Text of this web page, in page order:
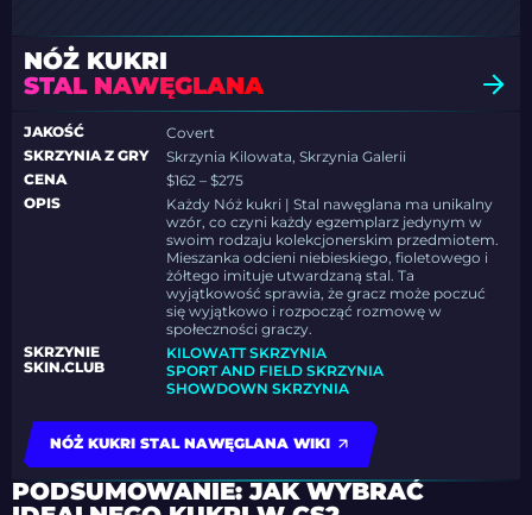
NÓŻ KUKRI
STAL NAWĘGLANA
JAKOŚĆ
Covert
SKRZYNIA Z GRY
Skrzynia Kilowata, Skrzynia Galerii
CENA
$162 – $275
OPIS
Każdy Nóż kukri | Stal nawęglana ma unikalny
wzór, co czyni każdy egzemplarz jedynym w
swoim rodzaju kolekcjonerskim przedmiotem.
Mieszanka odcieni niebieskiego, fioletowego i
żółtego imituje utwardzaną stal. Ta
wyjątkowość sprawia, że gracz może poczuć
się wyjątkowo i rozpocząć rozmowę w
społeczności graczy.
SKRZYNIE
SKIN.CLUB
KILOWATT SKRZYNIA
SPORT AND FIELD SKRZYNIA
SHOWDOWN SKRZYNIA
NÓŻ KUKRI STAL NAWĘGLANA WIKI
PODSUMOWANIE: JAK WYBRAĆ